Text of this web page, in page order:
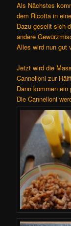
Als Nächstes
dem Ricotta in
Dazu gesellt sich
andere
Alles wird nun gut
Jetzt wird die
Cannelloni zur
Dann kommen ein
Die Cannelloni